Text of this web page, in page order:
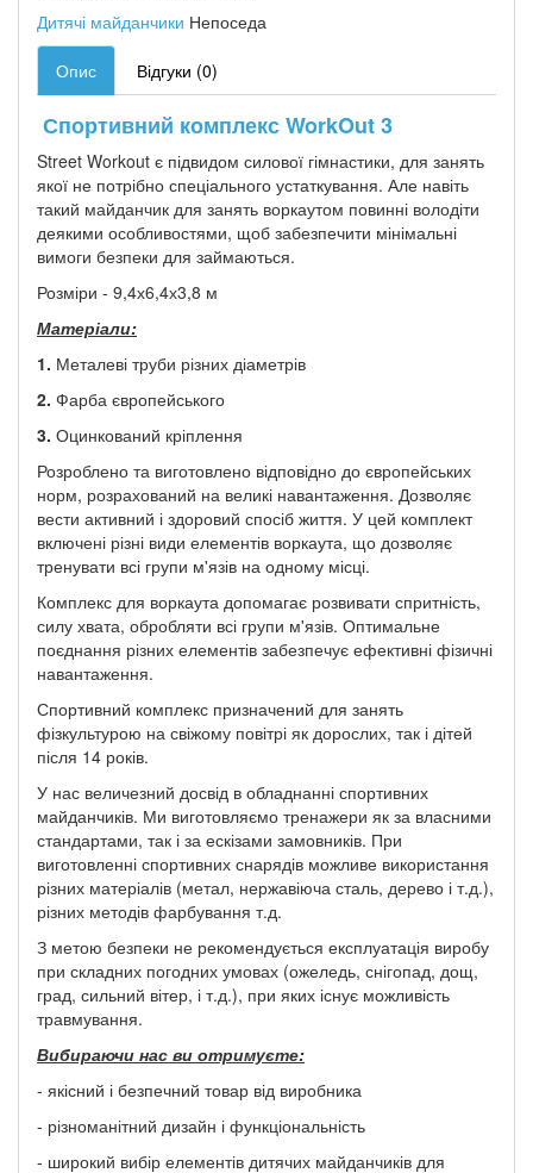
Дитячі майданчики Непоседа
Опис Відгуки (0)
Спортивний комплекс WorkOut 3
Street Workout є підвидом силової гімнастики, для занять
якої не потрібно спеціального устаткування. Але навіть
такий майданчик для занять воркаутом повинні володіти
деякими особливостями, щоб забезпечити мінімальні
вимоги безпеки для займаються.
Розміри - 9,4х6,4х3,8 м
Матеріали:
1. Металеві труби різних діаметрів
2. Фарба європейського
3. Оцинкований кріплення
Розроблено та виготовлено відповідно до європейських
норм, розрахований на великі навантаження. Дозволяє
вести активний і здоровий спосіб життя. У цей комплект
включені різні види елементів воркаута, що дозволяє
тренувати всі групи м'язів на одному місці.
Комплекс для воркаута допомагає розвивати спритність,
силу хвата, обробляти всі групи м'язів. Оптимальне
поєднання різних елементів забезпечує ефективні фізичні
навантаження.
Спортивний комплекс призначений для занять
фізкультурою на свіжому повітрі як дорослих, так і дітей
після 14 років.
У нас величезний досвід в обладнанні спортивних
майданчиків. Ми виготовляємо тренажери як за власними
стандартами, так і за ескізами замовників. При
виготовленні спортивних снарядів можливе використання
різних матеріалів (метал, нержавіюча сталь, дерево і т.д.),
різних методів фарбування т.д.
З метою безпеки не рекомендується експлуатація виробу
при складних погодних умовах (ожеледь, снігопад, дощ,
град, сильний вітер, і т.д.), при яких існує можливість
травмування.
Вибираючи нас ви отримуєте:
- якісний і безпечний товар від виробника
- різноманітний дизайн і функціональність
- широкий вибір елементів дитячих майданчиків для